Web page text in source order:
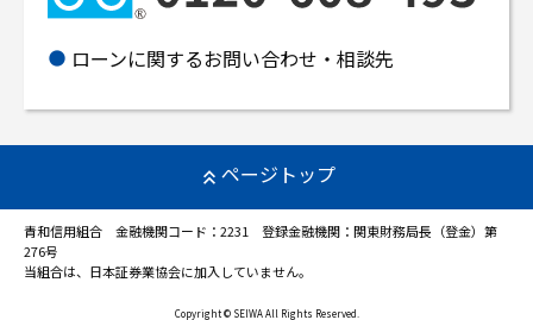
ローンに関するお問い合わせ・相談先
ページトップ
青和信用組合 金融機関コード：2231 登録金融機関：関東財務局長（登金）第
276号
当組合は、日本証券業協会に加入していません。
Copyright © SEIWA All Rights Reserved.